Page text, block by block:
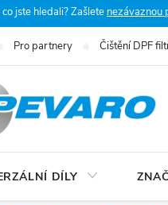
jste hledali? Zašlete nezávaznou
Pro partnery Čištění DPF
DÍLY